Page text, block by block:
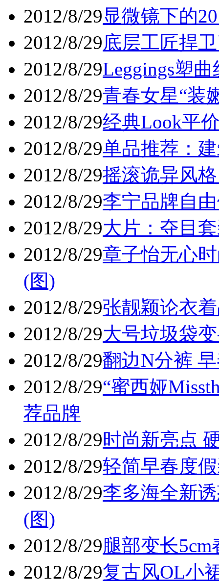
2012/8/29显微镜下的
2012/8/29底层工匠捍
2012/8/29Leggings塑
2012/8/29青春女星“装
2012/8/29经典Look平
2012/8/29单品推荐：
2012/8/29摇滚诡异风
2012/8/29李宁品牌自
2012/8/29大片：夺目
2012/8/29章子怡无心
(图)
2012/8/29张靓颖论衣
2012/8/29大号垃圾袋
2012/8/29翻边N分裤
2012/8/29“蜜西娅
荐品牌
2012/8/29时尚新亮点
2012/8/29轻简早春度
2012/8/29李多海全新
(图)
2012/8/29腿部变长
2012/8/29复古风OL小